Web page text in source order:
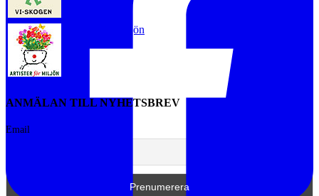
Artister för miljön
ANMÄLAN TILL NYHETSBREV
Email